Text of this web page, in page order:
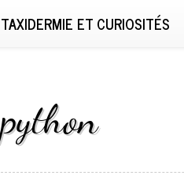
TAXIDERMIE ET CURIOSITÉS
python